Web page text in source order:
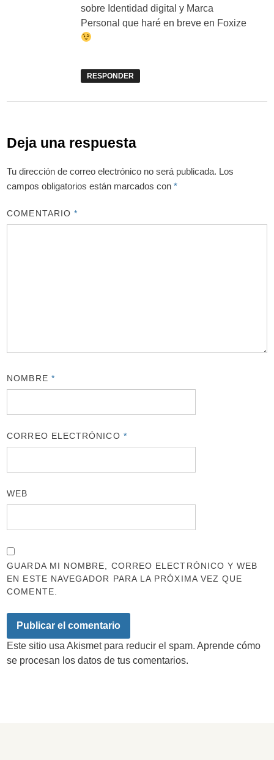
sobre Identidad digital y Marca
Personal que haré en breve en Foxize
RESPONDER
Deja una respuesta
Tu dirección de correo electrónico no será publicada. Los
campos obligatorios están marcados con*
COMENTARIO*
NOMBRE *
CORREO ELECTRÓNICO *
WEB
GUARDA MI NOMBRE, CORREO ELECTRÓNICO Y WEB
EN ESTE NAVEGADOR PARA LA PRÓXIMA VEZ QUE
COMENTE.
Este sitio usa Akismet para reducir el spam.Aprende cómo
se procesan los datos de tus comentarios.